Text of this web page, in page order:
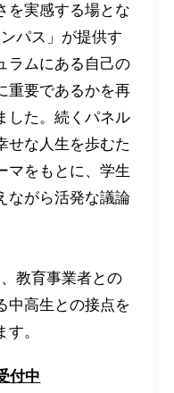
を実感する場とな
パス」が提供す
ラムにある自己の
重要であるかを再
した。続くパネル
せな人生を歩むた
マをもとに、学生
ながら活発な議論
教育事業者との
中高生との接点を
。
付中